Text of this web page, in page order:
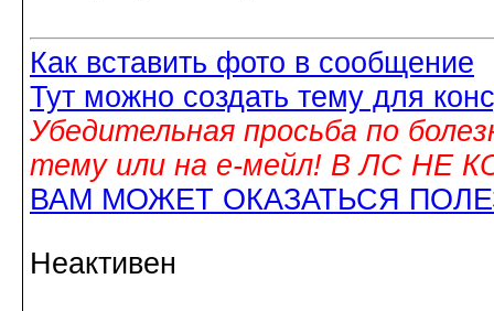
Как вставить фото в сообщение
Тут можно создать тему для
Убедительная просьба по
тему или на е-мейл! В ЛС НЕ
ВАМ МОЖЕТ ОКАЗАТЬСЯ
Неактивен